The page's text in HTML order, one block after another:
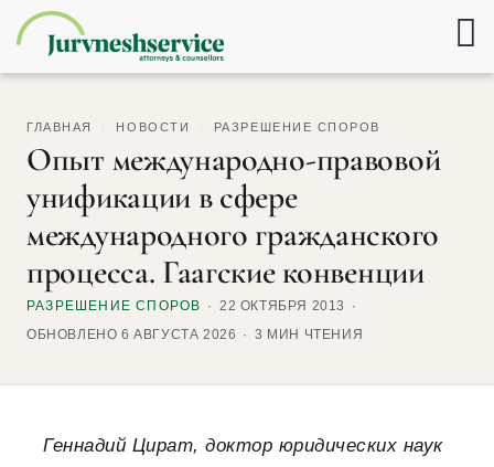
ГЛАВНАЯ НОВОСТИ РАЗРЕШЕНИЕ СПОРОВ
Опыт международно-правовой
унификации в сфере
международного гражданского
процесса. Гаагские конвенции
РАЗРЕШЕНИЕ СПОРОВ
22 ОКТЯБРЯ 2013
ОБНОВЛЕНО 6 АВГУСТА 2026
3 МИН ЧТЕНИЯ
Геннадий Цират, доктор юридических наук